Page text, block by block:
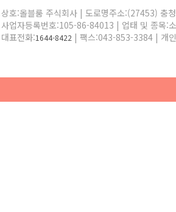
상호:올블룸 주식회사 | 도로명주소:(27453) 충
사업자등록번호:105-86-84013 | 업태 및 종목:
대표전화:1644-8422 | 팩스:043-853-3384 | 개